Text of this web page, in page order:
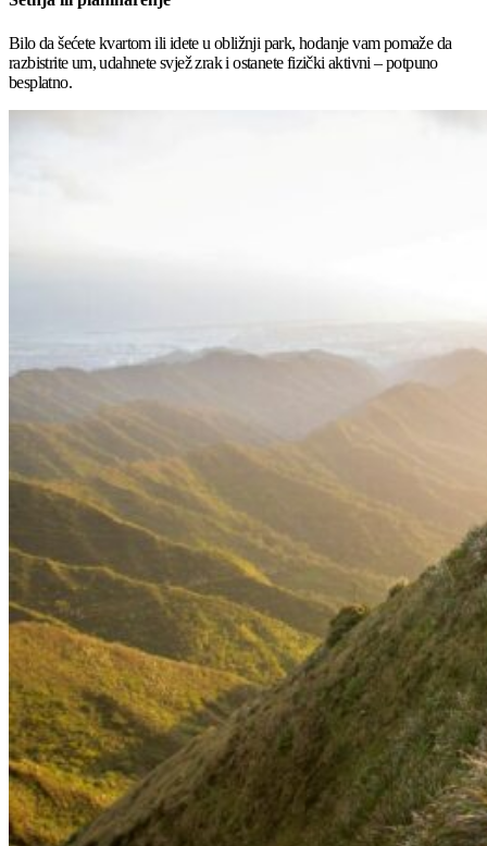
Bilo da šećete kvartom ili idete u obližnji park, hodanje vam pomaže da
razbistrite um, udahnete svjež zrak i ostanete fizički aktivni – potpuno
besplatno.